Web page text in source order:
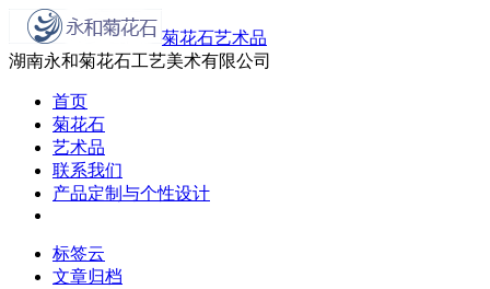
菊花石艺术品
湖南永和菊花石工艺美术有限公司
首页
菊花石
艺术品
联系我们
产品定制与个性设计
标签云
文章归档